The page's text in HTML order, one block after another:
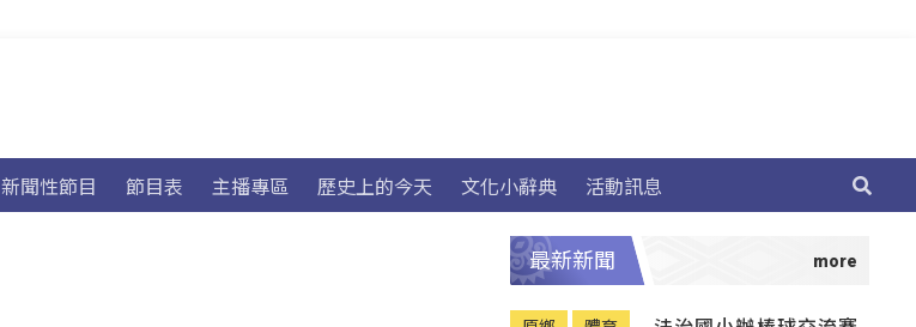
新聞性節目 節目表 主播專區 歷史上的今天 文化小辭典 活動訊息
最新新聞